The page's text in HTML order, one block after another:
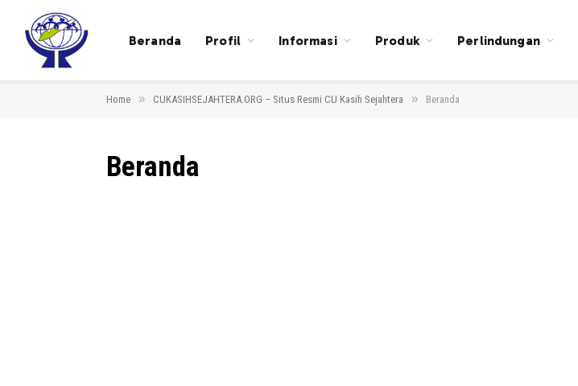
Beranda Profil Informasi Produk Perlindungan
Home » CUKASIHSEJAHTERA.ORG – Situs Resmi CU Kasih Sejahtera » Beranda
Beranda